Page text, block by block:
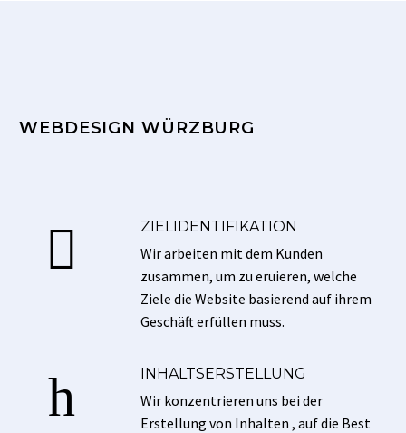
WEBDESIGN WÜRZBURG

 ZIELIDENTIFIKATION
Wir arbeiten mit dem Kunden
zusammen, um zu eruieren, welche
Ziele die Website basierend auf ihrem
Geschäft erfüllen muss.
h
h INHALTSERSTELLUNG
Wir konzentrieren uns bei der
Erstellung von Inhalten , auf die Best